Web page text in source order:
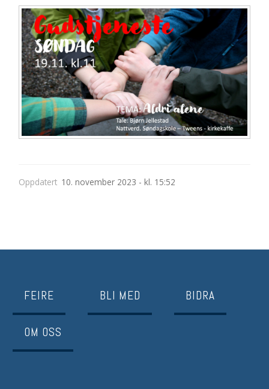
Oppdatert 10. november 2023 - kl. 15:52
FEIRE BLI MED BIDRA
OM OSS